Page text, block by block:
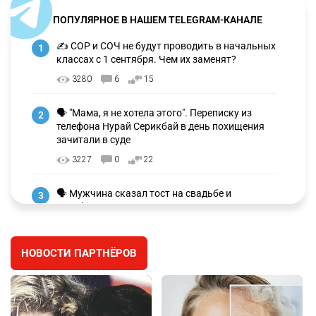
ПОПУЛЯРНОЕ В НАШЕМ TELEGRAM-КАНАЛЕ
1
✍️ СОР и СОЧ не будут проводить в начальных
классах с 1 сентября. Чем их заменят?
3280 6 15
2
🗣 "Мама, я не хотела этого". Переписку из
телефона Нурай Серикбай в день похищения
зачитали в суде
3227 0 22
3
🗣 Мужчина сказал тост на свадьбе и
заработал уголовное дело
🐏 Скота больше, а мясо дороже. Почему в
Казахстане продолжают расти цены на
баранину и конину
2675
НОВОСТИ ПАРТНЁРОВ